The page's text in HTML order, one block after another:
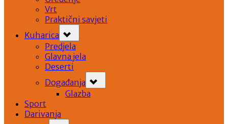
Vrt
Praktični savjeti
Kuharica
sub-
menu
Predjela
Glavna jela
Deserti
Događanja
sub-
menu
Glazba
Sport
Darivanja